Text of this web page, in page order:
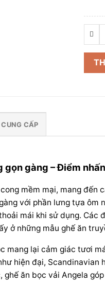
Ghế
Ăn
Bọc
CẤP
gàng – Điểm
mềm mại, mang
với phần lưng tựa
mái khi sử dụng.
ở những mẫu ghế ăn
mang lại cảm giác tươi
hiện đại, Scandinavian
ăn bọc vải Angela